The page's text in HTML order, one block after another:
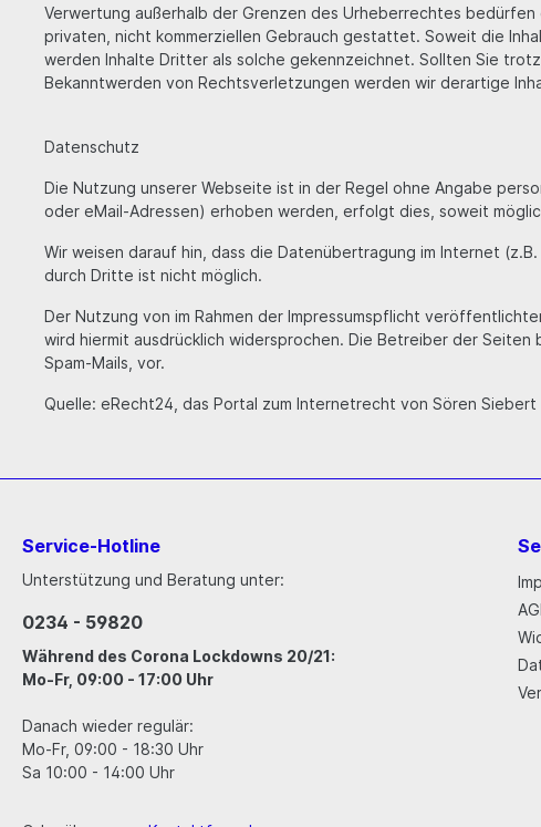
Verwertung außerhalb der Grenzen des Urheberrechtes
privaten, nicht kommerziellen Gebrauch gestattet. Soweit die
werden Inhalte Dritter als solche gekennzeichnet. Sollten Sie
Bekanntwerden von Rechtsverletzungen werden wir derartige
Datenschutz
Die Nutzung unserer Webseite ist in der Regel ohne Angabe
oder eMail-Adressen) erhoben werden, erfolgt dies, soweit
Wir weisen darauf hin, dass die Datenübertragung im Internet
durch Dritte ist nicht möglich.
Der Nutzung von im Rahmen der Impressumspflicht
wird hiermit ausdrücklich widersprochen. Die Betreiber der
Spam-Mails, vor.
Quelle: eRecht24, das Portal zum Internetrecht von Sören Siebert
Service-Hotline
Unterstützung und Beratung unter:
0234 - 59820
Während des Corona Lockdowns 20/21:
Mo-Fr, 09:00 - 17:00 Uhr
Danach wieder regulär:
Mo-Fr, 09:00 - 18:30 Uhr
Sa 10:00 - 14:00 Uhr